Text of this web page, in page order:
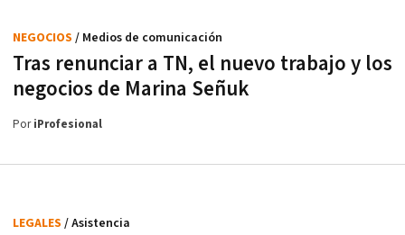
Tras renunciar a TN, el nuevo trabajo y los
negocios de Marina Señuk
NEGOCIOS / Medios de comunicación
PoriProfesional
LEGALES / Asistencia